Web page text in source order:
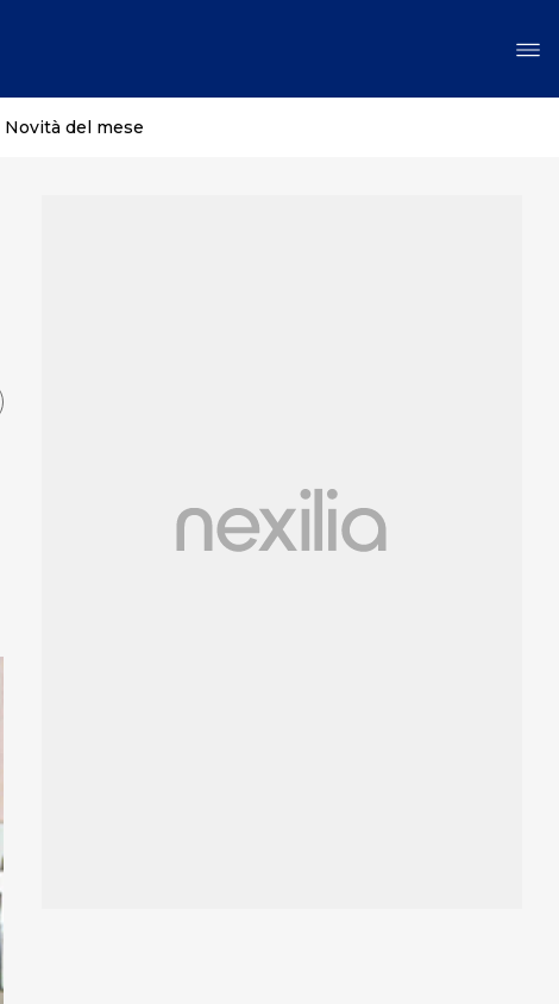
Novità del mese